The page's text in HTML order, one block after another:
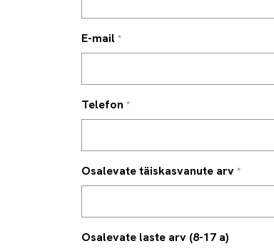
E-mail *
Telefon *
Osalevate täiskasvanute arv *
Osalevate laste arv (8-17 a)